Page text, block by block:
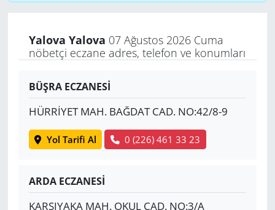
Yalova Yalova 07 Ağustos 2026 Cuma
nöbetçi eczane adres, telefon ve konumları
BÜŞRA ECZANESİ
HÜRRİYET MAH. BAĞDAT CAD. NO:42/8-9
Yol Tarifi Al 0 (226) 461 33 23
ARDA ECZANESİ
KARŞIYAKA MAH. OKUL CAD. NO:3/A
SPOR
Yerel